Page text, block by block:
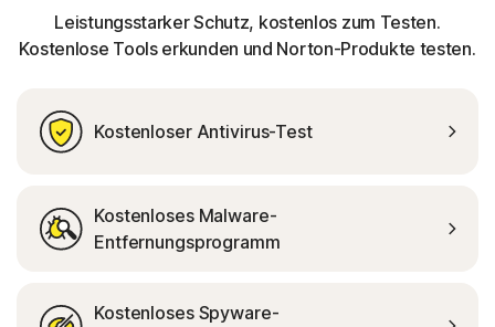
Leistungsstarker Schutz, kostenlos zum Testen.
Kostenlose Tools erkunden und Norton-Produkte testen.
Kostenloser Antivirus-Test
Kostenloses Malware-
Entfernungsprogramm
Kostenloses Spyware-